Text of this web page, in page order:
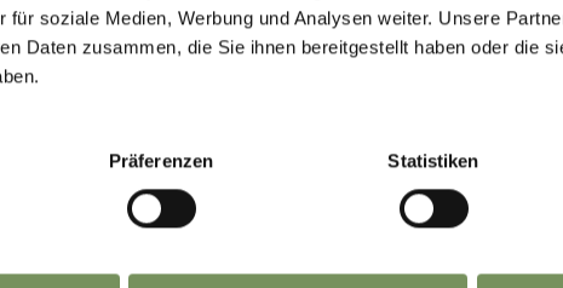
für soziale Medien, Werbung und Analysen weiter. Unsere
Daten zusammen, die Sie ihnen bereitgestellt haben oder die
Präferenzen Statistiken